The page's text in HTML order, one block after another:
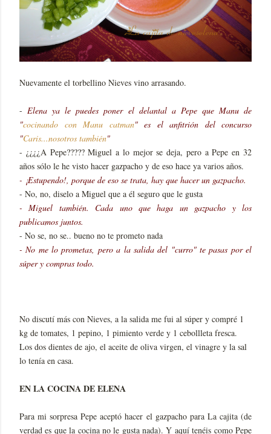
Nuevamente el torbellino Nieves vino arrasando.
-Elena ya le puedes poner el delantal a Pepe que Manu de
"cocinando con Manu catman" es el anfitrión del concurso
"Caris...nosotros también"
- ¿¿¿¿A Pepe????? Miguel a lo mejor se deja, pero a Pepe en 32
años sólo le he visto hacer gazpacho y de eso hace ya varios años.
- ¡Estupendo!, porque de eso se trata, hay que hacer un gazpacho.
- No, no, diselo a Miguel que a él seguro que le gusta
- Miguel también. Cada uno que haga un gazpacho y los
publicamos juntos.
- No se, no se.. bueno no te prometo nada
- No me lo prometas, pero a la salida del "curro" te pasas por el
súper y compras todo.
No discutí más con Nieves, a la salida me fui al súper y compré 1
kg de tomates, 1 pepino, 1 pimiento verde y 1 cebollleta fresca.
Los dos dientes de ajo, el aceite de oliva virgen, el vinagre y la sal
lo tenía en casa.
EN LA COCINA DE ELENA
Para mi sorpresa Pepe aceptó hacer el gazpacho para La cajita (de
verdad es que la cocina no le gusta nada). Y aquí tenéis como Pepe